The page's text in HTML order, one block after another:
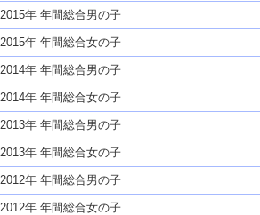
2015年 年間総合男の子
2015年 年間総合女の子
2014年 年間総合男の子
2014年 年間総合女の子
2013年 年間総合男の子
2013年 年間総合女の子
2012年 年間総合男の子
2012年 年間総合女の子